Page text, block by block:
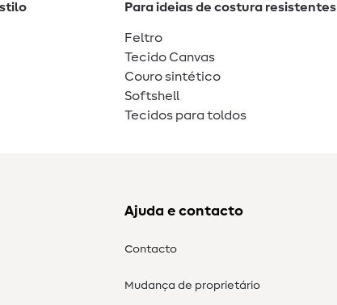
Para ideias de costura resistentes
Feltro
Tecido Canvas
Couro sintético
Softshell
Tecidos para toldos
Ajuda e contacto
Contacto
Mudança de proprietário